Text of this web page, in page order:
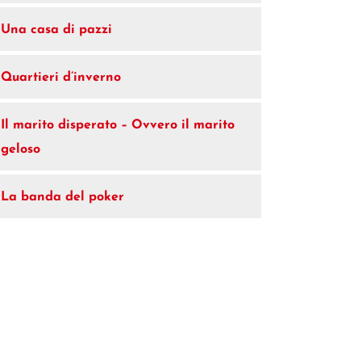
Una casa di pazzi
Quartieri d’inverno
Il marito disperato – Ovvero il marito
geloso
La banda del poker